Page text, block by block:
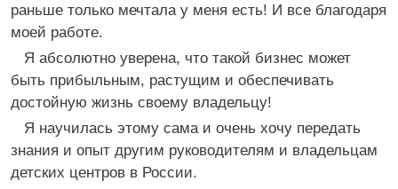
раньше только мечтала у меня есть! И все благодаря
моей работе.
Я абсолютно уверена, что такой бизнес может
быть прибыльным, растущим и обеспечивать
достойную жизнь своему владельцу!
Я научилась этому сама и очень хочу передать
знания и опыт другим руководителям и владельцам
детских центров в России.